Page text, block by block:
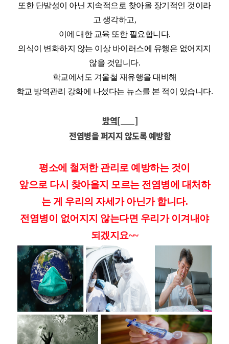
또한 단발성이 아닌 지속적으로 찾아올 장기적인 것이라
고 생각하고,
이에 대한 교육 또한 필요합니다.
의식이 변화하지 않는 이상 바이러스에 유행은 없어지지
않을 것입니다.
학교에서도 겨울철 재유행을 대비해
학교 방역관리 강화에 나섰다는 뉴스를 본 적이 있습니다.
방역[防疫]
전염병을 퍼지지 않도록 예방함
평소에 철저한 관리로 예방하는 것이
앞으로 다시 찾아올지 모르는 전염병에 대처하
는 게 우리의 자세가 아닌가 합니다.
전염병이 없어지지 않는다면 우리가 이겨내야
되겠지요~~